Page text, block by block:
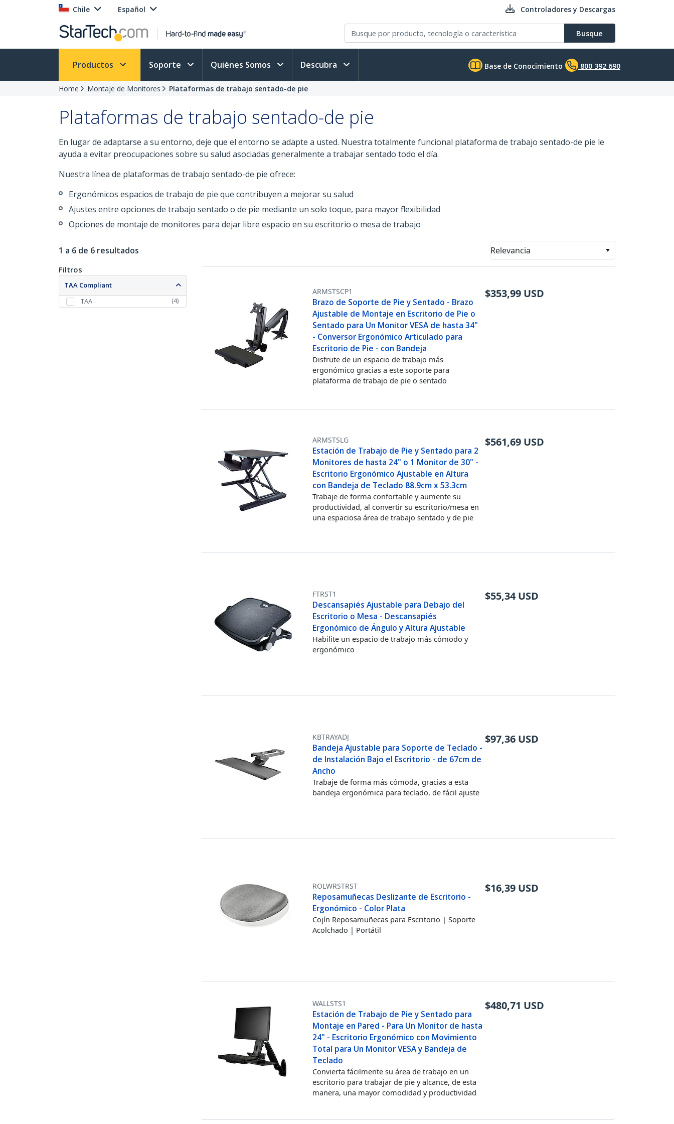
Chile Español Controladores y Descargas
Busque
Productos Soporte Quiénes Somos Descubra Base de Conocimiento 800 392 690
Home Montaje de Monitores Plataformas de trabajo sentado-de pie
Plataformas de trabajo sentado-de pie
En lugar de adaptarse a su entorno, deje que el entorno se adapte a usted. Nuestra totalmente funcional plataforma de trabajo sentado-de pie le
ayuda a evitar preocupaciones sobre su salud asociadas generalmente a trabajar sentado todo el día.
Nuestra línea de plataformas de trabajo sentado-de pie ofrece:
Ergonómicos espacios de trabajo de pie que contribuyen a mejorar su salud
Ajustes entre opciones de trabajo sentado o de pie mediante un solo toque, para mayor flexibilidad
Opciones de montaje de monitores para dejar libre espacio en su escritorio o mesa de trabajo
1 a 6 de 6 resultados Relevancia
Filtros
TAA Compliant
TAA
(4)
ARMSTSCP1
Brazo de Soporte de Pie y Sentado - Brazo
Ajustable de Montaje en Escritorio de Pie o
Sentado para Un Monitor VESA de hasta 34"
- Conversor Ergonómico Articulado para
Escritorio de Pie - con Bandeja
Disfrute de un espacio de trabajo más
ergonómico gracias a este soporte para
plataforma de trabajo de pie o sentado
$353,99 USD
ARMSTSLG
Estación de Trabajo de Pie y Sentado para 2
Monitores de hasta 24" o 1 Monitor de 30" -
Escritorio Ergonómico Ajustable en Altura
con Bandeja de Teclado 88.9cm x 53.3cm
Trabaje de forma confortable y aumente su
productividad, al convertir su escritorio/mesa en
una espaciosa área de trabajo sentado y de pie
$561,69 USD
FTRST1
Descansapiés Ajustable para Debajo del
Escritorio o Mesa - Descansapiés
Ergonómico de Ángulo y Altura Ajustable
Habilite un espacio de trabajo más cómodo y
ergonómico
$55,34 USD
KBTRAYADJ
Bandeja Ajustable para Soporte de Teclado -
de Instalación Bajo el Escritorio - de 67cm de
Ancho
Trabaje de forma más cómoda, gracias a esta
bandeja ergonómica para teclado, de fácil ajuste
$97,36 USD
ROLWRSTRST
Reposamuñecas Deslizante de Escritorio -
Ergonómico - Color Plata
Cojín Reposamuñecas para Escritorio | Soporte
Acolchado | Portátil
$16,39 USD
WALLSTS1
Estación de Trabajo de Pie y Sentado para
Montaje en Pared - Para Un Monitor de hasta
24" - Escritorio Ergonómico con Movimiento
Total para Un Monitor VESA y Bandeja de
Teclado
Convierta fácilmente su área de trabajo en un
escritorio para trabajar de pie y alcance, de esta
manera, una mayor comodidad y productividad
$480,71 USD